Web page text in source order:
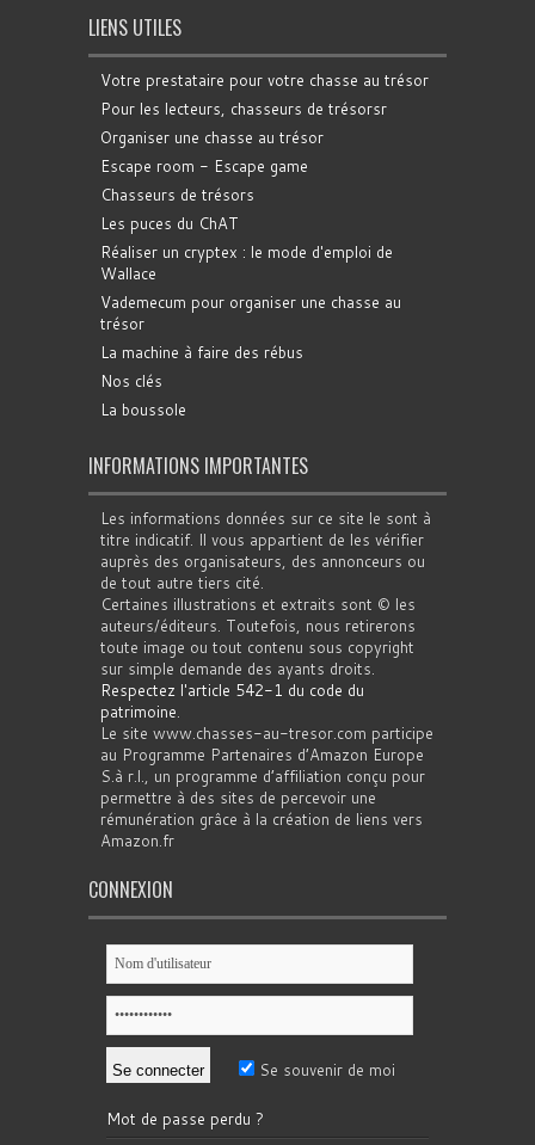
LIENS UTILES
Votre prestataire pour votre chasse au trésor
Pour les lecteurs, chasseurs de trésorsr
Organiser une chasse au trésor
Escape room - Escape game
Chasseurs de trésors
Les puces du ChAT
Réaliser un cryptex : le mode d'emploi de
Wallace
Vademecum pour organiser une chasse au
trésor
La machine à faire des rébus
Nos clés
La boussole
INFORMATIONS IMPORTANTES
Les informations données sur ce site le sont à
titre indicatif. Il vous appartient de les vérifier
auprès des organisateurs, des annonceurs ou
de tout autre tiers cité.
Certaines illustrations et extraits sont © les
auteurs/éditeurs. Toutefois, nous retirerons
toute image ou tout contenu sous copyright
sur simple demande des ayants droits.
Respectez l'article 542-1 du code du
patrimoine.
Le site www.chasses-au-tresor.com participe
au Programme Partenaires d’Amazon Europe
S.à r.l., un programme d’affiliation conçu pour
permettre à des sites de percevoir une
rémunération grâce à la création de liens vers
Amazon.fr
CONNEXION
Se souvenir de moi
Mot de passe perdu ?